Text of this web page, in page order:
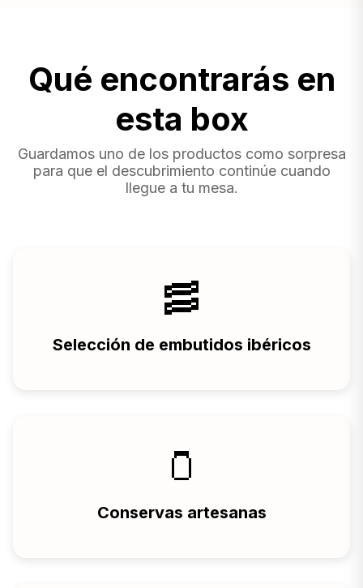
Qué encontrarás en
esta box
Guardamos uno de los productos como sorpresa
para que el descubrimiento continúe cuando
llegue a tu mesa.
🥓
Selección de embutidos ibéricos
🫙
Conservas artesanas